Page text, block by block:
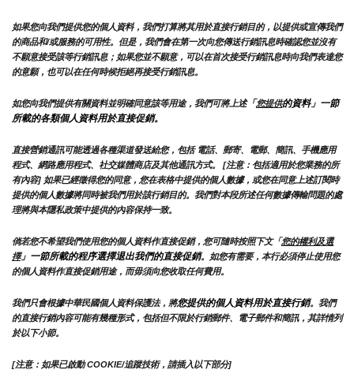
如果您向我們提供您的個人資料，我們打算將其用於直接行銷目的，以提供或宣傳我們
的商品和/或服務的可用性。但是，我們會在第一次向您傳送行銷訊息時確認您並沒有
不願意接受該等行銷訊息；如果您並不願意，可以在首次接受行銷訊息時向我們表達您
的意願，也可以在任何時候拒絕再接受行銷訊息。
如您向我們提供有關資料並明確同意該等用途，我們可將上述「您提供的資料」一節
所載的各類個人資料用於直接促銷。
直接營銷通訊可能透過各種渠道發送給您，包括 電話、郵寄、電郵、簡訊、手機應用
程式、網路應用程式、社交媒體商店及其他通訊方式。 [注意：包括適用於您業務的所
有內容] 如果已經徵得您的同意，您在表格中提供的個人數據，或您在同意上述訂閱時
提供的個人數據將同時被我們用於該行銷目的。我們對本段所述任何數據傳輸問題的處
理將與本隱私政策中提供的內容保持一致。
倘若您不希望我們使用您的個人資料作直接促銷，您可隨時按照下文「您的權利及選
擇」一節所載的程序選擇退出我們的直接促銷。如您有需要，本行必須停止使用您
的個人資料作直接促銷用途，而毋須向您收取任何費用。
我們只會根據中華民國個人資料保護法，將您提供的個人資料用於直接行銷。我們
的直接行銷內容可能有幾種形式，包括但不限於行銷郵件、電子郵件和簡訊，其詳情列
於以下小節。
[注意：如果已啟動 COOKIE/追蹤技術，請插入以下部分]